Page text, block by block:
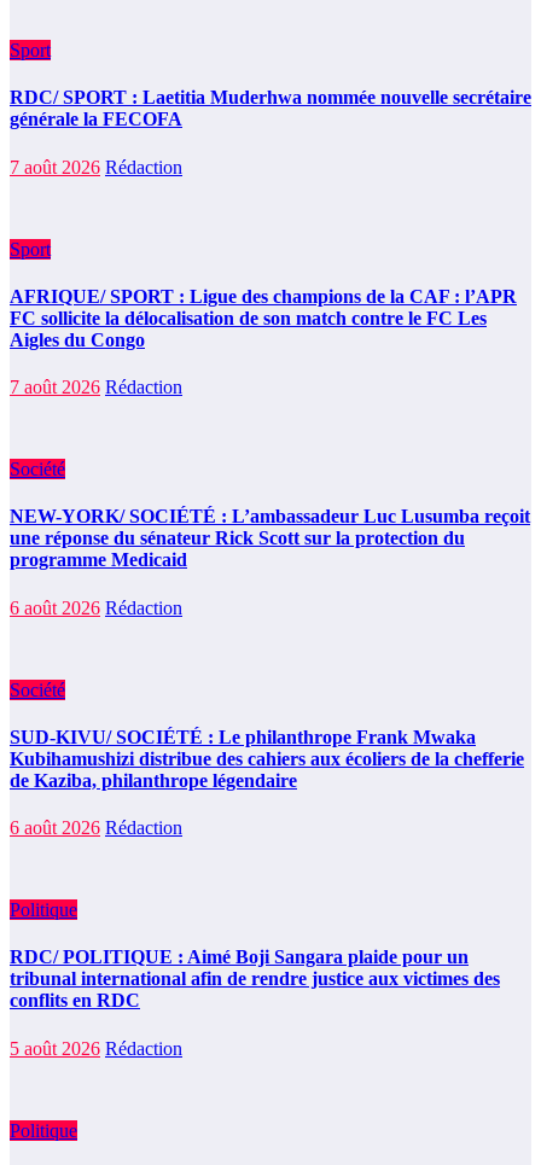
Sport
RDC/ SPORT : Laetitia Muderhwa nommée nouvelle secrétaire
générale la FECOFA
7 août 2026 Rédaction
Sport
AFRIQUE/ SPORT : Ligue des champions de la CAF : l’APR
FC sollicite la délocalisation de son match contre le FC Les
Aigles du Congo
7 août 2026 Rédaction
Société
NEW-YORK/ SOCIÉTÉ : L’ambassadeur Luc Lusumba reçoit
une réponse du sénateur Rick Scott sur la protection du
programme Medicaid
6 août 2026 Rédaction
Société
SUD-KIVU/ SOCIÉTÉ : Le philanthrope Frank Mwaka
Kubihamushizi distribue des cahiers aux écoliers de la chefferie
de Kaziba, philanthrope légendaire
6 août 2026 Rédaction
Politique
RDC/ POLITIQUE : Aimé Boji Sangara plaide pour un
tribunal international afin de rendre justice aux victimes des
conflits en RDC
5 août 2026 Rédaction
Politique